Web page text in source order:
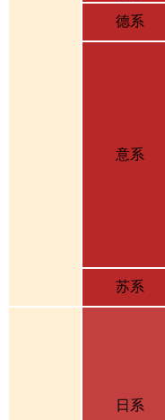
德系
意系
苏系
日系